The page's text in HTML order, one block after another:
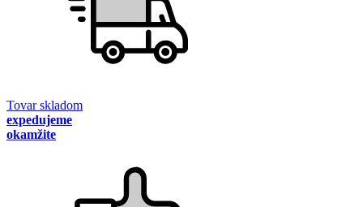
Tovar skladom
expedujeme
okamžite